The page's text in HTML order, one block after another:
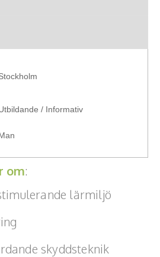
entreprenörskap,
media
HR
/ Informativ
om:
lärmiljö
skyddsteknik